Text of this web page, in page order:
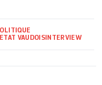
VAUDOIS INTERVIEW